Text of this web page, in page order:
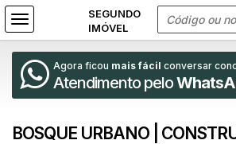
Agora ficou mais fácil conversar
Atendimento pelo
BOSQUE URBANO |